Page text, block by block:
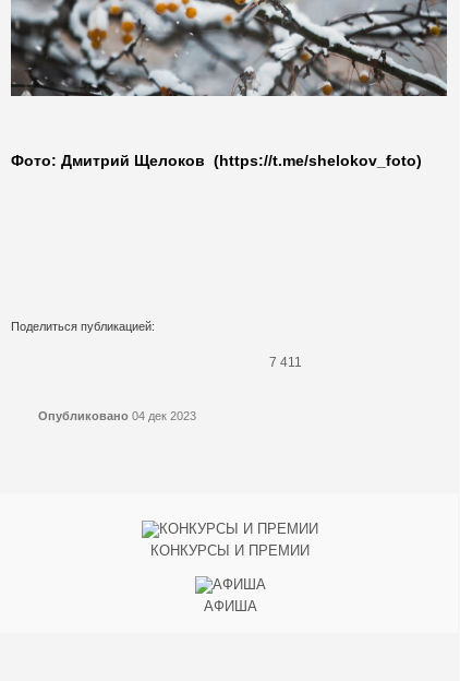
Фото: Дмитрий Щелоков (https://t.me/shelokov_foto)
Поделиться публикацией:
7 411
Опубликовано 04 дек 2023
КОНКУРСЫ И ПРЕМИИ
АФИША